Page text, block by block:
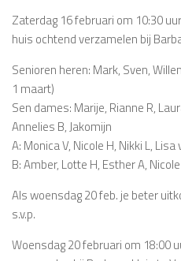
Zaterdag 16 februari om 10:30
huis ochtend verzamelen bij
Senioren heren: Mark, Sven,
1 maart)
Sen dames: Marije, Rianne R,
Annelies B, Jakomijn
A: Monica V, Nicole H, Nikki L, Lisa
B: Amber, Lotte H, Esther A,
Als woensdag 20 feb. je beter
s.v.p.
Woensdag 20 februari om 18:00